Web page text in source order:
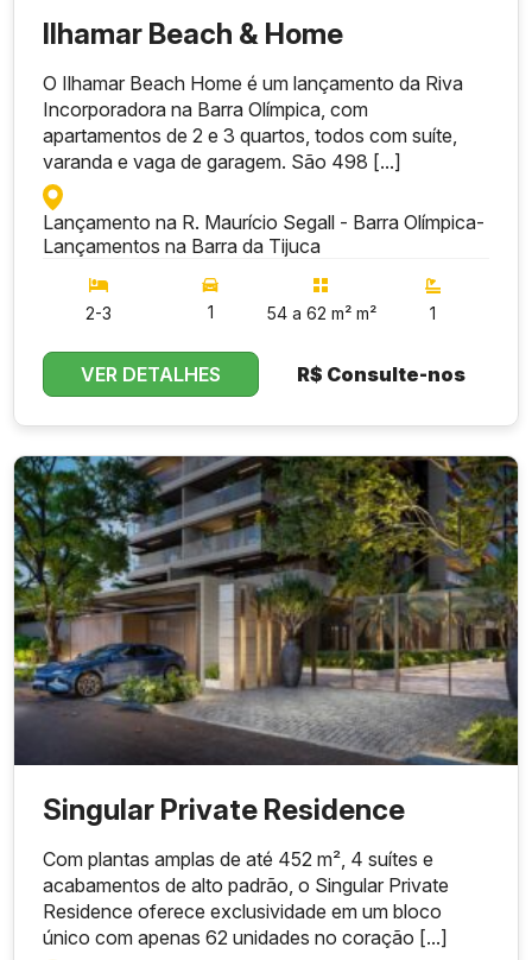
Ilhamar Beach & Home
O Ilhamar Beach Home é um lançamento da Riva
Incorporadora na Barra Olímpica, com
apartamentos de 2 e 3 quartos, todos com suíte,
varanda e vaga de garagem. São 498 [...]
Lançamento na R. Maurício Segall - Barra Olímpica-
Lançamentos na Barra da Tijuca
2-3 1 54 a 62 m² m² 1
VER DETALHES R$ Consulte-nos
Singular Private Residence
Com plantas amplas de até 452 m², 4 suítes e
acabamentos de alto padrão, o Singular Private
Residence oferece exclusividade em um bloco
único com apenas 62 unidades no coração [...]